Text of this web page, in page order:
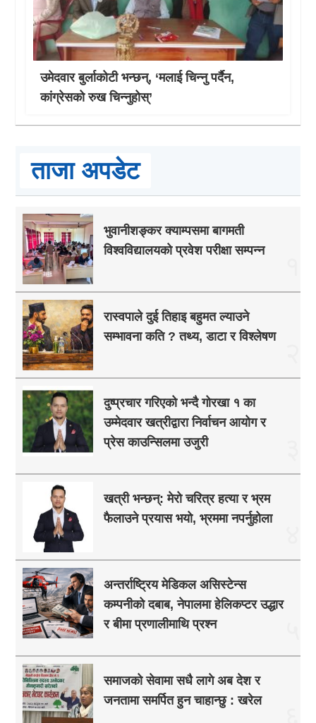
उमेदवार बुर्लाकोटी भन्छन्, ‘मलाई चिन्नु पर्दैन,
कांग्रेसको रुख चिन्नुहोस्’
ताजा अपडेट
भुवानीशङ्कर क्याम्पसमा बागमती
विश्वविद्यालयको प्रवेश परीक्षा सम्पन्न
रास्वपाले दुई तिहाइ बहुमत ल्याउने
सम्भावना कति ? तथ्य, डाटा र विश्लेषण
दुष्प्रचार गरिएको भन्दै गोरखा १ का
उम्मेदवार खत्रीद्वारा निर्वाचन आयोग र
प्रेस काउन्सिलमा उजुरी
खत्री भन्छन्: मेरो चरित्र हत्या र भ्रम
फैलाउने प्रयास भयो, भ्रममा नपर्नुहोला
अन्तर्राष्ट्रिय मेडिकल असिस्टेन्स
कम्पनीको दबाब, नेपालमा हेलिकप्टर उद्धार
र बीमा प्रणालीमाथि प्रश्न
समाजको सेवामा सधै लागे अब देश र
जनतामा समर्पित हुन चाहान्छु : खरेल